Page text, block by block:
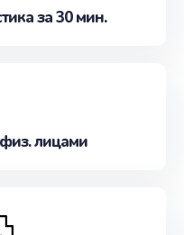
за 30 мин.
лицами